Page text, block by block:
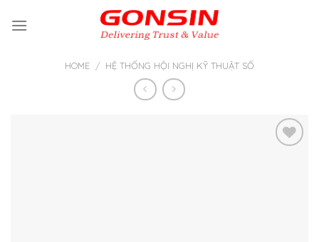
HOME / HỆ THỐNG HỘI NGHỊ KỸ THUẬT SỐ